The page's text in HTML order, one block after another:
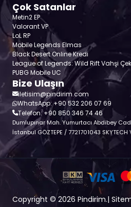
Çok Satanlar
Metin2 EP
Valorant VP
LoL RP
Mobile Legends Elmas
Black Desert Online Kredi
League of Legends: Wild Rift Vahşi
PUBG Mobile UC
Bize Ulaşın
iletisim@pindirim.com
WhatsApp: +90 532 206 07 69
Telefon: +90 850 346 74 46
Dumlupınar Mah. Yumurtacı Abdibey Cad.
İstanbul GÖZTEPE / 7721701043 SKYTECH
Copyright © 2026 Pindirim.|